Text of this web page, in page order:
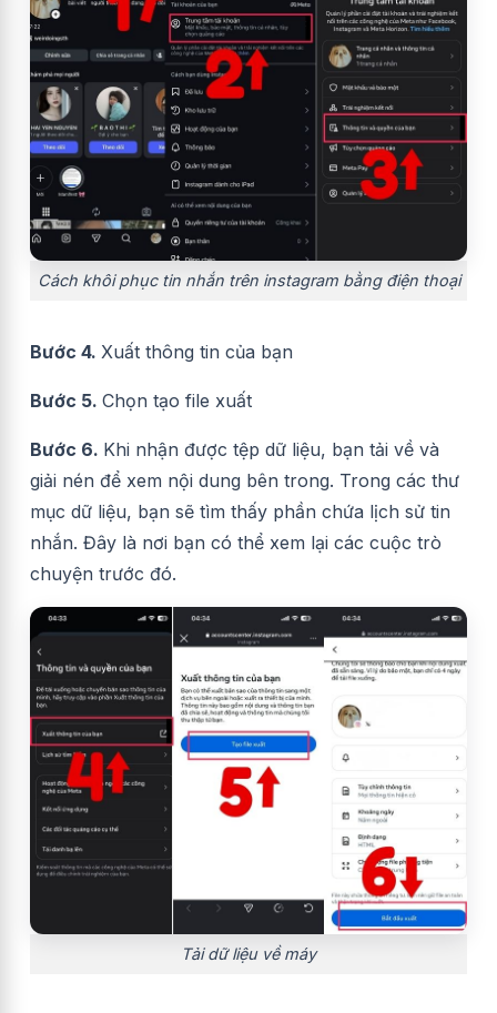
Cách khôi phục tin nhắn trên instagram bằng điện thoại
Bước 4. Xuất thông tin của bạn
Bước 5. Chọn tạo file xuất
Bước 6. Khi nhận được tệp dữ liệu, bạn tải về và
giải nén để xem nội dung bên trong. Trong các thư
mục dữ liệu, bạn sẽ tìm thấy phần chứa lịch sử tin
nhắn. Đây là nơi bạn có thể xem lại các cuộc trò
chuyện trước đó.
Tải dữ liệu về máy